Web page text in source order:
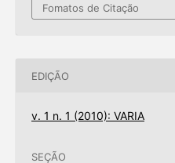
Fomatos de Citação
EDIÇÃO
v. 1 n. 1 (2010): VARIA
SEÇÃO